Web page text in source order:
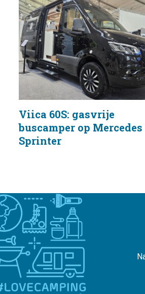
Viica 60S: gasvrije
buscamper op Mercedes
Sprinter